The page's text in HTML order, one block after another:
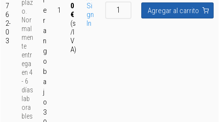
7
6
2-
0
3
plaz
o.
Nor
mal
men
te
entr
ega
en 4
- 6
días
lab
ora
bles
e
r
a
n
g
o
b
a
j
o
3
1
0
€
(s
/I
V
A)
Si
gn
In
Agregar al carrito